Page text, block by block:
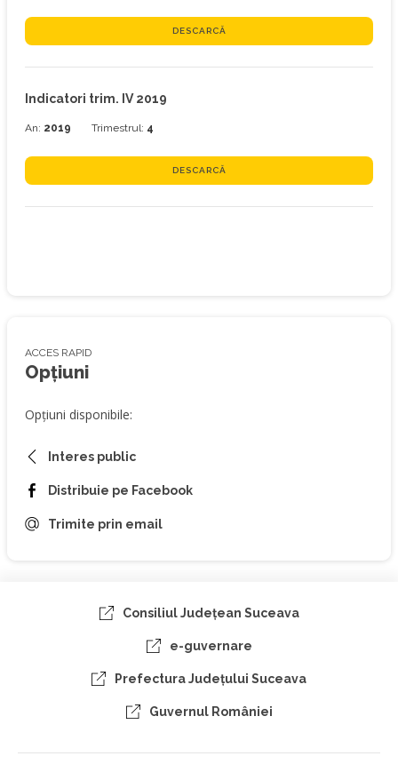
DESCARCĂ
Indicatori trim. IV 2019
An: 2019 Trimestrul: 4
DESCARCĂ
ACCES RAPID
Opțiuni
Opțiuni disponibile:
Interes public
Distribuie pe Facebook
Trimite prin email
Consiliul Judeţean Suceava
e-guvernare
Prefectura Judeţului Suceava
Guvernul României